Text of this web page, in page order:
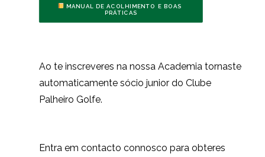
MANUAL DE ACOLHIMENTO E BOAS
PRÁTICAS
Ao te inscreveres na nossa Academia tornaste
automaticamente sócio junior do Clube
Palheiro Golfe.
Entra em contacto connosco para obteres